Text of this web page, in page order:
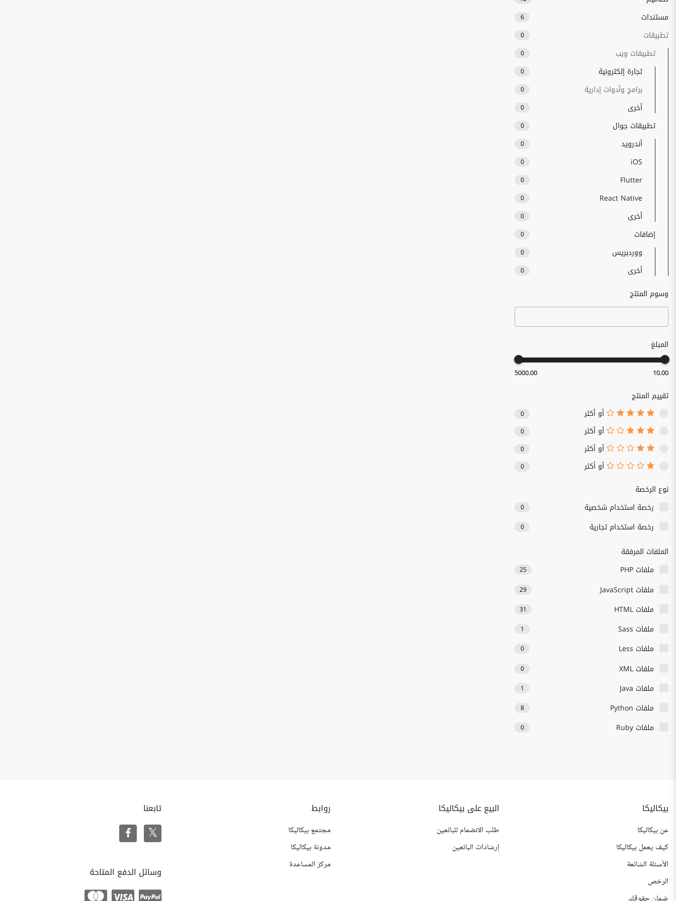
مستندات 6
تطبيقات 0
تطبيقات ويب 0
تجارة إلكترونية 0
برامج وأدوات إدارية 0
أخرى 0
تطبيقات جوال 0
أندرويد 0
iOS
0
Flutter
0
React Native
0
أخرى 0
إضافات 0
ووردبريس 0
أخرى 0
وسوم المنتج
المبلغ
10.00
5000.00
تقييم المنتج
أو أكثر
0
أو أكثر 0
أو أكثر 0
أو أكثر 0
نوع الرخصة
رخصة استخدام شخصية
0
رخصة استخدام تجارية 0
الملفات المرفقة
ملفات PHP
25
ملفات JavaScript 29
ملفات HTML 31
ملفات Sass 1
ملفات Less 0
ملفات XML 0
ملفات Java 1
ملفات Python 8
ملفات Ruby 0
بيكاليكا
عن بيكاليكا
كيف يعمل بيكاليكا
الأسئلة الشائعة
الرخص
البيع على بيكاليكا
طلب الانضمام للبائعين
إرشادات البائعين
روابط
مجتمع بيكاليكا
مدونة بيكاليكا
مركز المساعدة
تابعنا
وسائل الدفع المتاحة